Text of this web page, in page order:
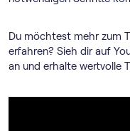
Du möchtest mehr zum
erfahren? Sieh dir auf
an und erhalte wertvolle